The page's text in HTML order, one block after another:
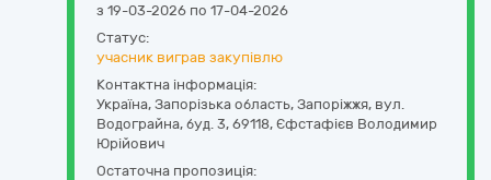
з 19-03-2026 по 17-04-2026
Статус:
учасник виграв закупівлю
Контактна інформація:
Україна, Запорізька область, Запоріжжя, вул.
Водограйна, буд. 3, 69118, Єфстафієв Володимир
Юрійович
Остаточна пропозиція: